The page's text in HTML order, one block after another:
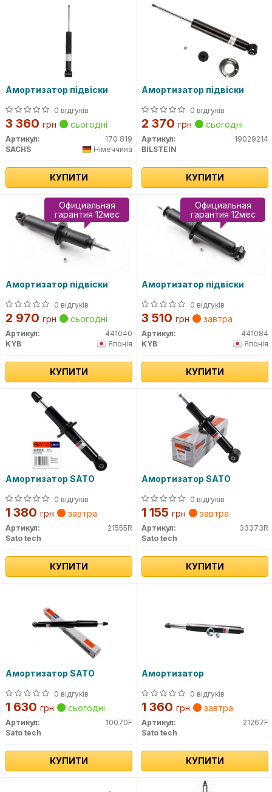
Амортизатор підвіски
0 відгуків
3 360 грн сьогодні
Артикул:
170 819
SACHS
Німеччина
КУПИТИ
Амортизатор підвіски
0 відгуків
2 370 грн сьогодні
Артикул:
19029214
BILSTEIN
КУПИТИ
Амортизатор підвіски
0 відгуків
2 970 грн сьогодні
Артикул:
441040
KYB
Японія
КУПИТИ
Официальная
гарантия 12мес
Амортизатор підвіски
0 відгуків
3 510 грн завтра
Артикул:
441084
KYB
Японія
КУПИТИ
Официальная
гарантия 12мес
Амортизатор SATO
0 відгуків
1 380 грн завтра
Артикул:
21555R
Sato tech
КУПИТИ
Амортизатор SATO
0 відгуків
1 155 грн завтра
Артикул:
33373R
Sato tech
КУПИТИ
Амортизатор SATO
0 відгуків
1 630 грн сьогодні
Артикул:
10070F
Sato tech
КУПИТИ
Амортизатор
0 відгуків
1 360 грн завтра
Артикул:
21267F
Sato tech
КУПИТИ